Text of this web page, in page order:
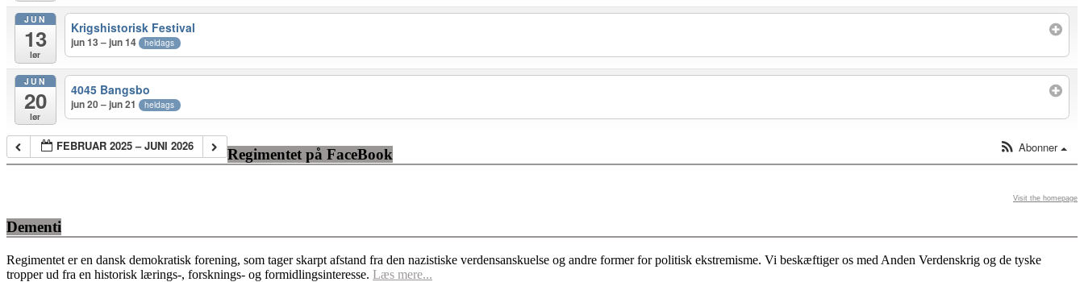
JUN
13
lør
Krigshistorisk Festival
jun 13 – jun 14 heldags
JUN
20
lør
4045 Bangsbo
jun 20 – jun 21 heldags
FEBRUAR 2025 – JUNI 2026 Abonner
Regimentet på FaceBook
Visit the homepage
Dementi
Regimentet er en dansk demokratisk forening, som tager skarpt afstand fra den nazistiske verdensanskuelse og andre former for politisk ekstremisme. Vi beskæftiger os med Anden Verdenskrig og de tyske
tropper ud fra en historisk lærings-, forsknings- og formidlingsinteresse. Læs mere...